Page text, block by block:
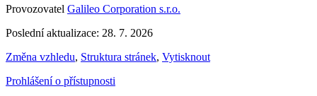
Provozovatel Galileo Corporation s.r.o.
Poslední aktualizace: 28. 7. 2026
Změna vzhledu, Struktura stránek, Vytisknout
Prohlášení o přístupnosti